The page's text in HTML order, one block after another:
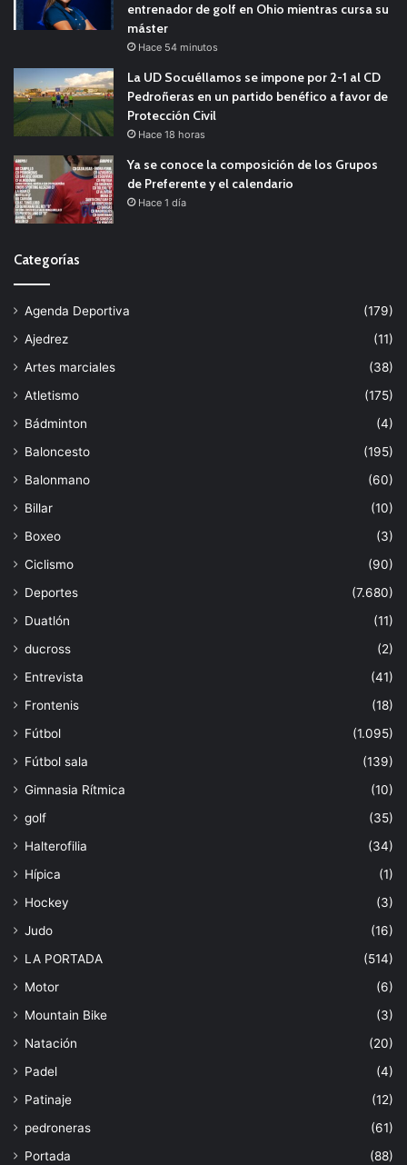
entrenador de golf en Ohio mientras cursa su
máster
Hace 54 minutos
La UD Socuéllamos se impone por 2-1 al CD
Pedroñeras en un partido benéfico a favor de
Protección Civil
Hace 18 horas
Ya se conoce la composición de los Grupos
de Preferente y el calendario
Hace 1 día
Categorías
Agenda Deportiva
(179)
Ajedrez
(11)
Artes marciales
(38)
Atletismo
(175)
Bádminton
(4)
Baloncesto
(195)
Balonmano
(60)
Billar
(10)
Boxeo
(3)
Ciclismo
(90)
Deportes
(7.680)
Duatlón
(11)
ducross
(2)
Entrevista
(41)
Frontenis
(18)
Fútbol
(1.095)
Fútbol sala
(139)
Gimnasia Rítmica
(10)
golf
(35)
Halterofilia
(34)
Hípica
(1)
Hockey
(3)
Judo
(16)
LA PORTADA
(514)
Motor
(6)
Mountain Bike
(3)
Natación
(20)
Padel
(4)
Patinaje
(12)
pedroneras
(61)
Portada
(88)